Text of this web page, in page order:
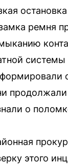
ремня
системы
продолжали
о
этого